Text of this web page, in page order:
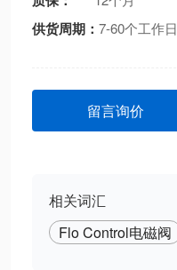
供货周期： 7-60个工作日
留言询价
相关词汇
Flo Control电磁阀